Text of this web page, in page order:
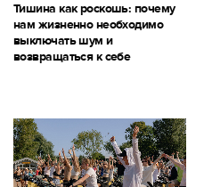
Тишина как роскошь: почему
нам жизненно необходимо
выключать шум и
возвращаться к себе